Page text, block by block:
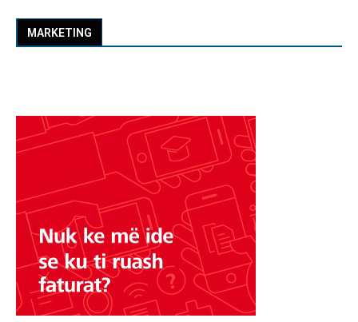
MARKETING